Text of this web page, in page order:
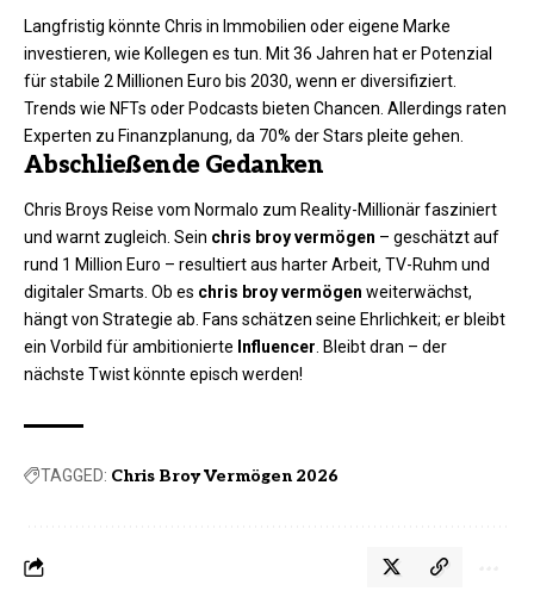
Langfristig könnte Chris in Immobilien oder eigene Marke
investieren, wie Kollegen es tun. Mit 36 Jahren hat er Potenzial
für stabile 2 Millionen Euro bis 2030, wenn er diversifiziert.
Trends wie NFTs oder Podcasts bieten Chancen. Allerdings raten
Experten zu Finanzplanung, da 70% der Stars pleite gehen.
Abschließende Gedanken
Chris Broys Reise vom Normalo zum Reality-Millionär fasziniert
und warnt zugleich. Sein chris broy vermögen – geschätzt auf
rund 1 Million Euro – resultiert aus harter Arbeit, TV-Ruhm und
digitaler Smarts. Ob es chris broy vermögen weiterwächst,
hängt von Strategie ab. Fans schätzen seine Ehrlichkeit; er bleibt
ein Vorbild für ambitionierte Influencer . Bleibt dran – der
nächste Twist könnte episch werden!
TAGGED: Chris Broy Vermögen 2026